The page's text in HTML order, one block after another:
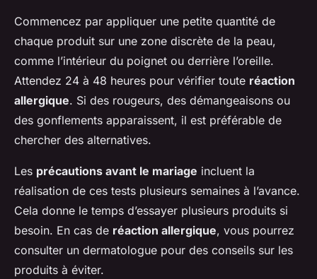
Commencez par appliquer une petite quantité de
chaque produit sur une zone discrète de la peau,
comme l’intérieur du poignet ou derrière l’oreille.
Attendez 24 à 48 heures pour vérifier toute réaction
allergique. Si des rougeurs, des démangeaisons ou
des gonflements apparaissent, il est préférable de
chercher des alternatives.
Les précautions avant le mariage incluent la
réalisation de ces tests plusieurs semaines à l’avance.
Cela donne le temps d’essayer plusieurs produits si
besoin. En cas de réaction allergique, vous pourrez
consulter un dermatologue pour des conseils sur les
produits à éviter.